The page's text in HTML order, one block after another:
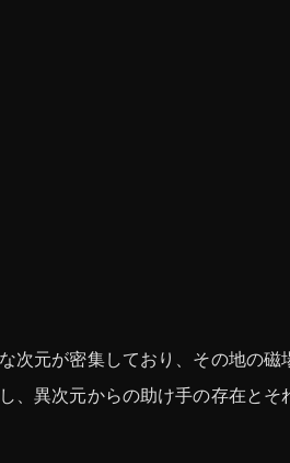
次元が密集しており、その地の磁
、異次元からの助け手の存在とそ